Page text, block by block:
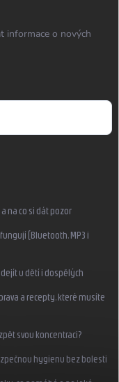
informace o nových
na co si dát pozor
(Bluetooth, MP3 i
u dětí i dospělých
a recepty, které musíte
svou koncentraci?
hygienu bez bolesti